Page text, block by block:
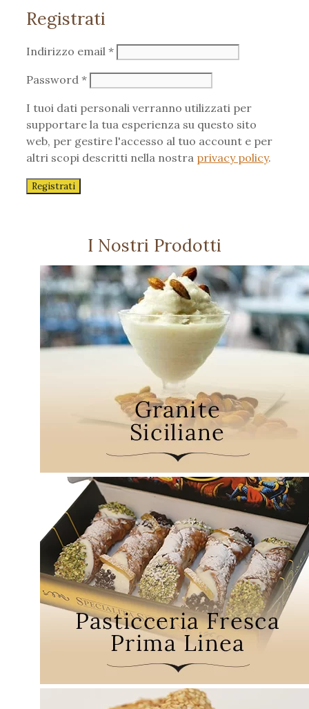
Registrati
Indirizzo email *Richiesto
Password *Richiesto
I tuoi dati personali verranno utilizzati per
supportare la tua esperienza su questo sito
web, per gestire l'accesso al tuo account e per
altri scopi descritti nella nostra privacy policy.
Registrati
I Nostri Prodotti